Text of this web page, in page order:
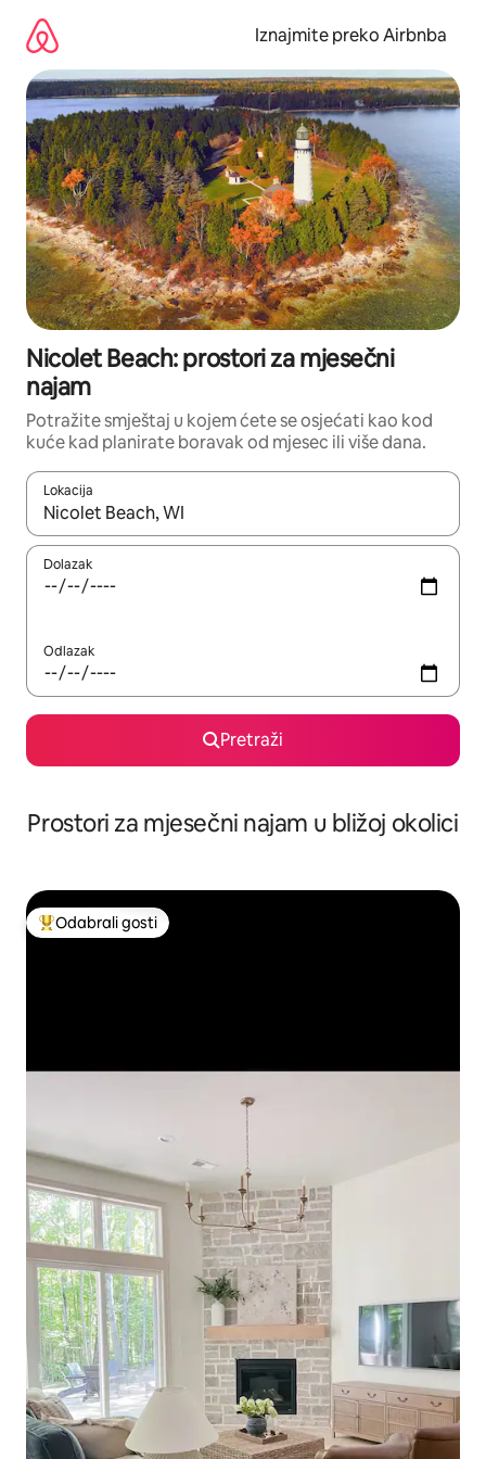
sadržaj
Iznajmite preko Airbnba
Nicolet Beach: prostori za mjesečni
najam
Potražite smještaj u kojem ćete se osjećati kao kod
kuće kad planirate boravak od mjesec ili više dana.
Lokacija
Kada budu dostupni rezultati, moći ćete ih pregledati
Dolazak
Odlazak
Pretraži
Prostori za mjesečni najam u bližoj okolici
Među najviše rangiranima s oznakom „Odabrali gosti”
Odabrali gosti